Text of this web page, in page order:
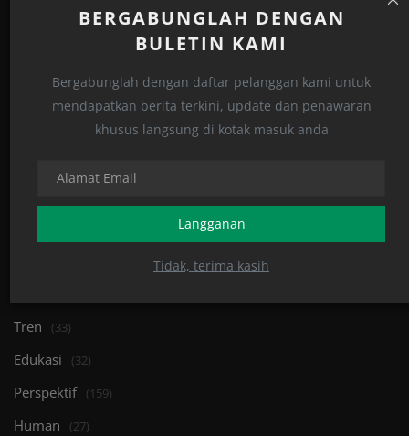
BERGABUNGLAH DENGAN
BULETIN KAMI
Bergabunglah dengan daftar pelanggan kami untuk
mendapatkan berita terkini, update dan penawaran
khusus langsung di kotak masuk anda
Langganan
Tidak, terima kasih
Gacor, Perumda TM Palopo Hattrick WTP, Kini
Terapkan WB...
Maret 7, 2025 0 1366
KATEGORIS
Tren (33)
Edukasi (32)
Perspektif (159)
Human (27)